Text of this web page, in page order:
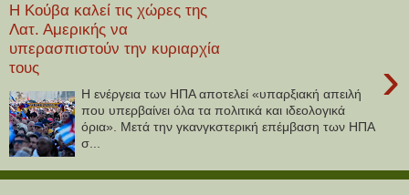
Η Κούβα καλεί τις χώρες της
Λατ. Αμερικής να
υπερασπιστούν την κυριαρχία
τους
›
Η ενέργεια των ΗΠΑ αποτελεί «υπαρξιακή απειλή
που υπερβαίνει όλα τα πολιτικά και ιδεολογικά
όρια». Μετά την γκανγκστερική επέμβαση των ΗΠΑ
σ...